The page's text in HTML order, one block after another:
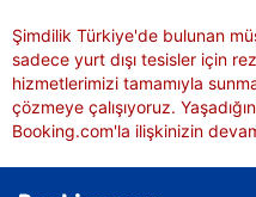
Şimdilik Türkiye'de bulunan
sadece yurt dışı tesisler için
hizmetlerimizi tamamıyla
çözmeye çalışıyoruz.
Booking.com'la ilişkinizin